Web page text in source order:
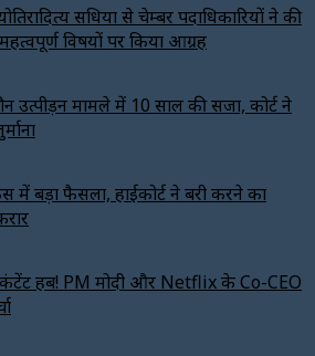
सिंधिया से चेम्बर पदाधिकारियों ने की
विषयों पर किया आग्रह
उत्पीड़न मामले में 10 साल की सजा, कोर्ट ने
बड़ा फैसला, हाईकोर्ट ने बरी करने का
कंटेंट हब! PM मोदी और Netflix के Co-CEO